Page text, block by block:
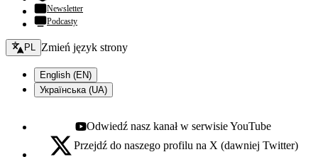
Newsletter
Podcasty
Zmień język - bieżący:
PL Zmień język strony
English (EN)
Українська (UA)
Youtube - otwiera się w nowej karcie
Odwiedź nasz kanał w serwisie YouTube
X - otwiera się w nowej karcie
Przejdź do naszego profilu na X (dawniej Twitter)